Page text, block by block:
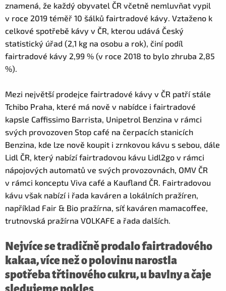
znamená, že každý obyvatel ČR včetně nemluvňat vypil
v roce 2019 téměř 10 šálků fairtradové kávy. Vztaženo k
celkové spotřebě kávy v ČR, kterou udává Český
statistický úřad (2,1 kg na osobu a rok), činí podíl
fairtradové kávy 2,99 % (v roce 2018 to bylo zhruba 2,85
%).
Mezi největší prodejce fairtradové kávy v ČR patří stále
Tchibo Praha, které má nově v nabídce i fairtradové
kapsle Caffissimo Barrista, Unipetrol Benzina v rámci
svých provozoven Stop café na čerpacích stanicích
Benzina, kde lze nově koupit i zrnkovou kávu s sebou, dále
Lidl ČR, který nabízí fairtradovou kávu Lidl2go v rámci
nápojových automatů ve svých provozovnách, OMV ČR
v rámci konceptu Viva café a Kaufland ČR. Fairtradovou
kávu však nabízí i řada kaváren a lokálních pražíren,
například Fair & Bio pražírna, síť kaváren mamacoffee,
trutnovská pražírna VOLKAFE a řada dalších.
Nejvíce se tradičně prodalo fairtradového
kakaa, více než o polovinu narostla
spotřeba třtinového cukru, u bavlny a čaje